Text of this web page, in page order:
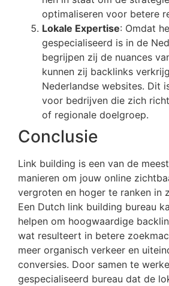
optimaliseren voor betere
Lokale Expertise: Omdat
gespecialiseerd is in de
begrijpen zij de nuances
kunnen zij backlinks
Nederlandse websites. Dit
voor bedrijven die zich
of regionale doelgroep.
Conclusie
Link building is een van de
manieren om jouw online
vergroten en hoger te ranken in
Een Dutch link building bureau
helpen om hoogwaardige
wat resulteert in betere
meer organisch verkeer en
conversies. Door samen te
gespecialiseerd bureau dat de